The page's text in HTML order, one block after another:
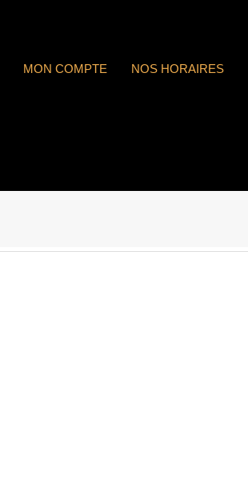
MON COMPTE NOS HORAIRES